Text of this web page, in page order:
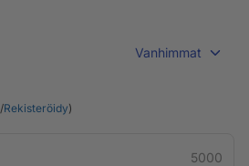
Vanhimmat
/Rekisteröidy)
5000